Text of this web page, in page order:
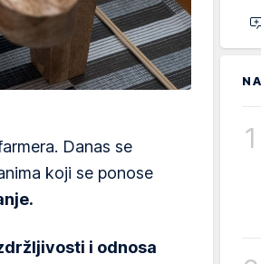
Danas se
koji se ponose
i odnosa
1